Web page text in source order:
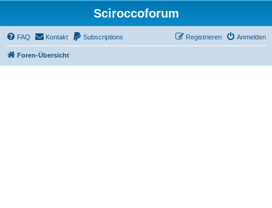
Sciroccoforum
FAQ Kontakt Subscriptions Anmelden
Registrieren
Foren-Übersicht